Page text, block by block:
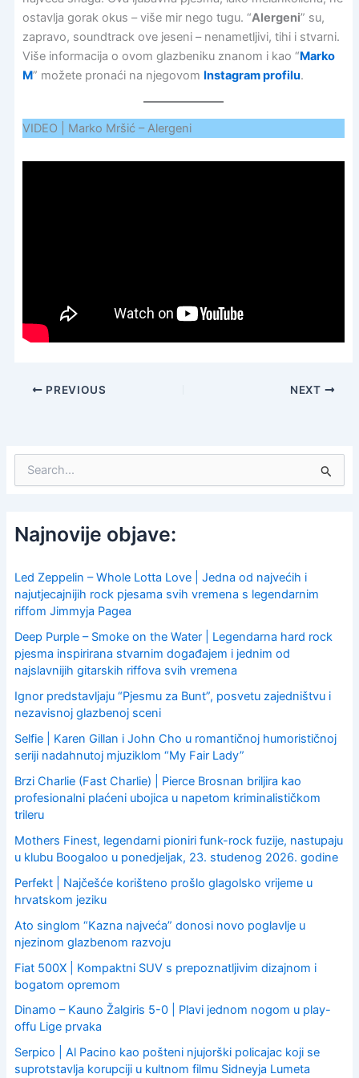
ostavlja gorak okus – više mir nego tugu. “Alergeni” su,
zapravo, soundtrack ove jeseni – nenametljivi, tihi i stvarni.
Više informacija o ovom glazbeniku znanom i kao “Marko
M” možete pronaći na njegovom Instagram profilu.
VIDEO | Marko Mršić – Alergeni
PREVIOUS NEXT
c
h
o
r
Najnovije objave:
Led Zeppelin – Whole Lotta Love | Jedna od najvećih i
najutjecajnijih rock pjesama svih vremena s legendarnim
riffom Jimmyja Pagea
Deep Purple – Smoke on the Water | Legendarna hard rock
pjesma inspirirana stvarnim događajem i jednim od
najslavnijih gitarskih riffova svih vremena
Ignor predstavljaju “Pjesmu za Bunt”, posvetu zajedništvu i
nezavisnoj glazbenoj sceni
Selfie | Karen Gillan i John Cho u romantičnoj humorističnoj
seriji nadahnutoj mjuziklom “My Fair Lady”
Brzi Charlie (Fast Charlie) | Pierce Brosnan briljira kao
profesionalni plaćeni ubojica u napetom kriminalističkom
trileru
Mothers Finest, legendarni pioniri funk-rock fuzije, nastupaju
u klubu Boogaloo u ponedjeljak, 23. studenog 2026. godine
Perfekt | Najčešće korišteno prošlo glagolsko vrijeme u
hrvatskom jeziku
Ato singlom “Kazna najveća” donosi novo poglavlje u
njezinom glazbenom razvoju
Fiat 500X | Kompaktni SUV s prepoznatljivim dizajnom i
bogatom opremom
Dinamo – Kauno Žalgiris 5-0 | Plavi jednom nogom u play-
offu Lige prvaka
Serpico | Al Pacino kao pošteni njujorški policajac koji se
suprotstavlja korupciji u kultnom filmu Sidneyja Lumeta